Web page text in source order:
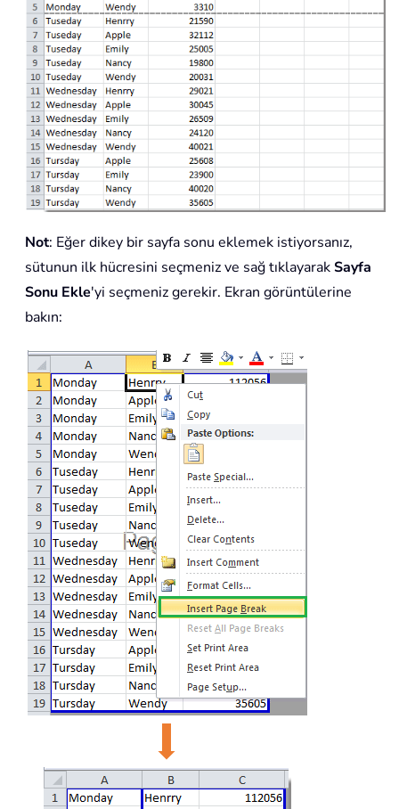
Not: Eğer dikey bir sayfa sonu eklemek istiyorsanız,
sütunun ilk hücresini seçmeniz ve sağ tıklayarakSayfa
Sonu Ekle'yi seçmeniz gerekir. Ekran görüntülerine
bakın: